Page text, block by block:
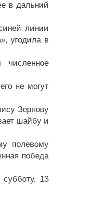
в дальний
линии
угодила в
не могут
Зернову
шайбу и
полевому
победа
13